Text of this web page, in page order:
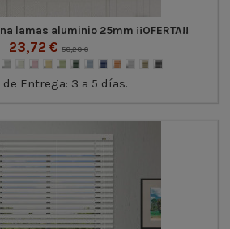
lamas aluminio 25mm ¡¡OFERTA!!
23,72 € 59,29 €
de Entrega: 3 a 5 días.